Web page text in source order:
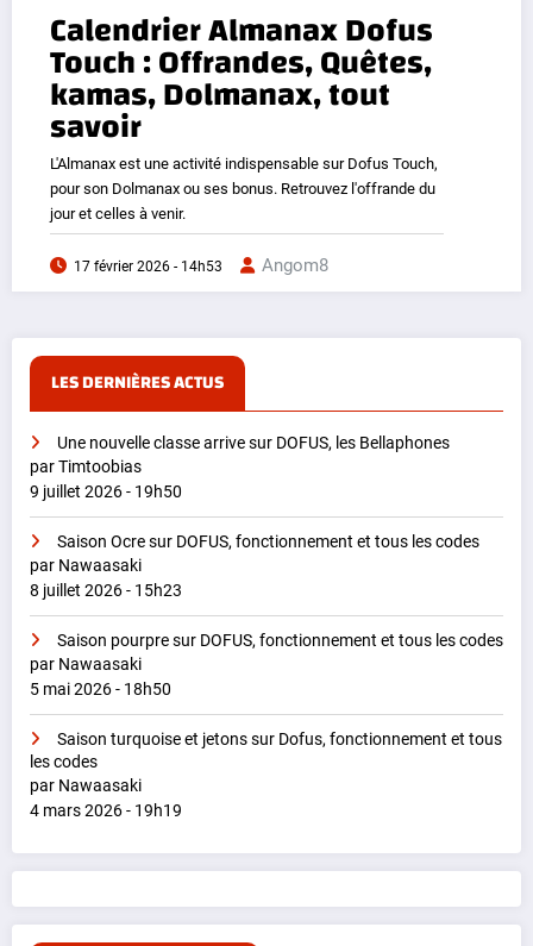
Calendrier Almanax Dofus
Touch : Offrandes, Quêtes,
kamas, Dolmanax, tout
savoir
L'Almanax est une activité indispensable sur Dofus Touch,
pour son Dolmanax ou ses bonus. Retrouvez l'offrande du
jour et celles à venir.
17 février 2026 - 14h53 Angom8
LES DERNIÈRES ACTUS
Une nouvelle classe arrive sur DOFUS, les Bellaphones
par Timtoobias
9 juillet 2026 - 19h50
Saison Ocre sur DOFUS, fonctionnement et tous les codes
par Nawaasaki
8 juillet 2026 - 15h23
Saison pourpre sur DOFUS, fonctionnement et tous les codes
par Nawaasaki
5 mai 2026 - 18h50
Saison turquoise et jetons sur Dofus, fonctionnement et tous
les codes
par Nawaasaki
4 mars 2026 - 19h19